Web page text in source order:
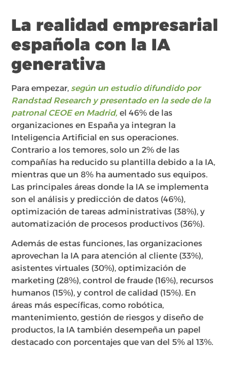
La realidad empresarial
española con la IA
generativa
Para empezar,según un estudio difundido por
Randstad Research y presentado en la sede de la
patronal CEOE en Madrid, el 46% de las
organizaciones en España ya integran la
Inteligencia Artificial en sus operaciones.
Contrario a los temores, solo un 2% de las
compañías ha reducido su plantilla debido a la IA,
mientras que un 8% ha aumentado sus equipos.
Las principales áreas donde la IA se implementa
son el análisis y predicción de datos (46%),
optimización de tareas administrativas (38%), y
automatización de procesos productivos (36%).
Además de estas funciones, las organizaciones
aprovechan la IA para atención al cliente (33%),
asistentes virtuales (30%), optimización de
marketing (28%), control de fraude (16%), recursos
humanos (15%), y control de calidad (15%). En
áreas más específicas, como robótica,
mantenimiento, gestión de riesgos y diseño de
productos, la IA también desempeña un papel
destacado con porcentajes que van del 5% al 13%.